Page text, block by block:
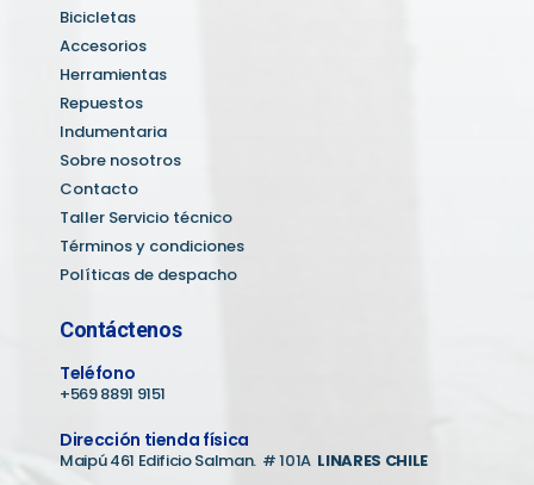
Bicicletas
Accesorios
Herramientas
Repuestos
Indumentaria
Sobre nosotros
Contacto
Taller Servicio técnico
Términos y condiciones
Políticas de despacho
Contáctenos
Teléfono
+569 8891 9151
Dirección tienda física
Maipú 461 Edificio Salman. # 101A LINARES CHILE